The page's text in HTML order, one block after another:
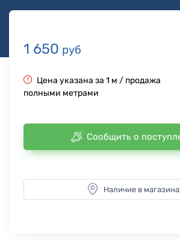
1 650 руб
Цена указана за 1 м / продажа
полными метрами
Сообщить о
Наличие в